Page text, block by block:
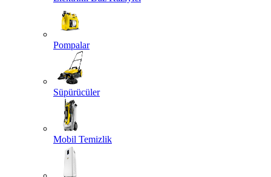
Pompalar
Süpürücüler
Mobil Temizlik